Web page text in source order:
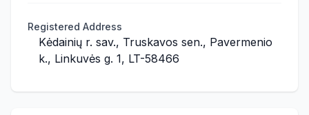
Registered Address
Kėdainių r. sav., Truskavos sen., Pavermenio
k., Linkuvės g. 1, LT-58466